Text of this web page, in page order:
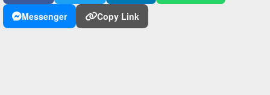
Messenger
Copy Link